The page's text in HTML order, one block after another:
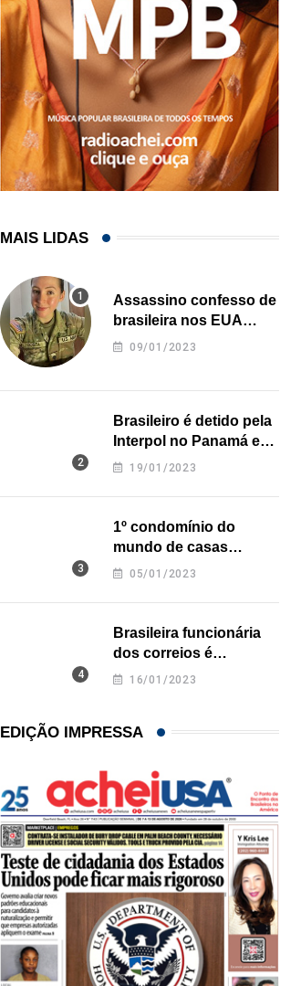
MAIS LIDAS
Assassino confesso de
brasileira nos EUA
revela onde deixou o
09/01/2023
Brasileiro é detido pela
Interpol no Panamá e
pode pegar prisão
19/01/2023
1º condomínio do
mundo de casas
impressas em 3D é
05/01/2023
Brasileira funcionária
dos correios é
assassinada a facadas
16/01/2023
EDIÇÃO IMPRESSA